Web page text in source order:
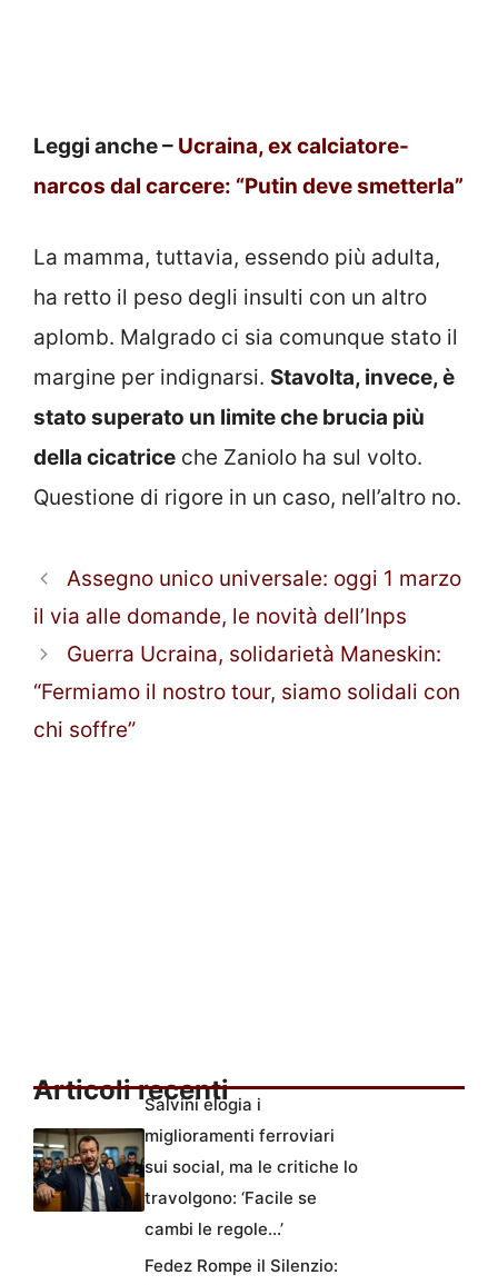
Leggi anche – Ucraina, ex calciatore-
narcos dal carcere: “Putin deve smetterla”
La mamma, tuttavia, essendo più adulta,
ha retto il peso degli insulti con un altro
aplomb. Malgrado ci sia comunque stato il
margine per indignarsi. Stavolta, invece, è
stato superato un limite che brucia più
della cicatrice che Zaniolo ha sul volto.
Questione di rigore in un caso, nell’altro no.
Assegno unico universale: oggi 1 marzo
il via alle domande, le novità dell’Inps
Guerra Ucraina, solidarietà Maneskin:
“Fermiamo il nostro tour, siamo solidali con
chi soffre”
Articoli recenti
Salvini elogia i
miglioramenti ferroviari
sui social, ma le critiche lo
travolgono: ‘Facile se
cambi le regole…’
Fedez Rompe il Silenzio: